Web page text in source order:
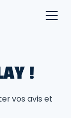
!
vos avis et